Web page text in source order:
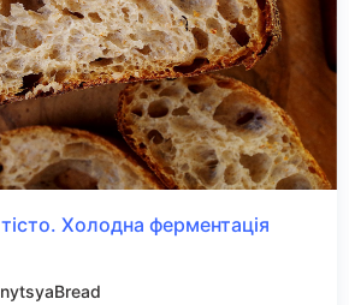
Холодна ферментація